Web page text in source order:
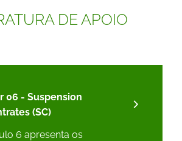
DE APOIO
06 - Suspension
(SC)
6 apresenta os